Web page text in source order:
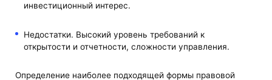
инвестиционный интерес.
Недостатки. Высокий уровень требований к
открытости и отчетности, сложности управления.
Определение наиболее подходящей формы правовой